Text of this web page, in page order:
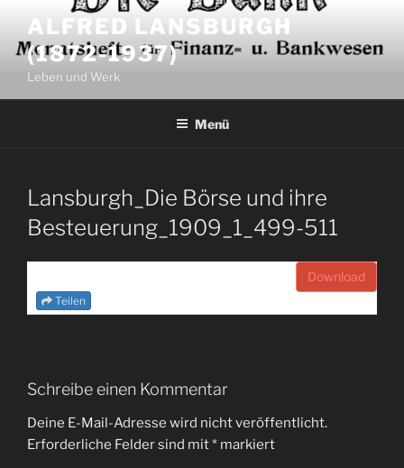
Inhalt
springen
ALFRED LANSBURGH
(1872-1937)
Leben und Werk
Menü
Lansburgh_Die Börse und ihre
Besteuerung_1909_1_499-511
Download
Teilen
Schreibe einen Kommentar
Deine E-Mail-Adresse wird nicht veröffentlicht.
Erforderliche Felder sind mit* markiert